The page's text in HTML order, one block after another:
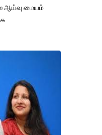
ஆய்வு மையம்